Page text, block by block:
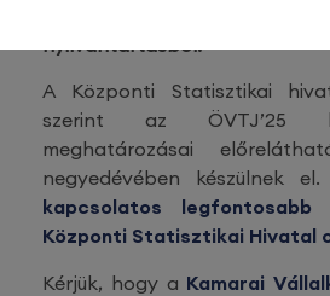
nyilvántartásból.
A Központi Statisztikai
szerint az ÖVTJ’25
meghatározásai
negyedévében készülnek
kapcsolatos
Központi Statisztikai Hivatal
Kérjük, hogy a Kamarai